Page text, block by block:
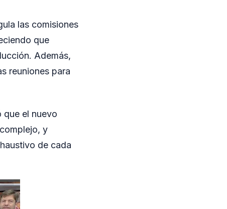
las comisiones
que
Además,
reuniones para
que el nuevo
y
de cada